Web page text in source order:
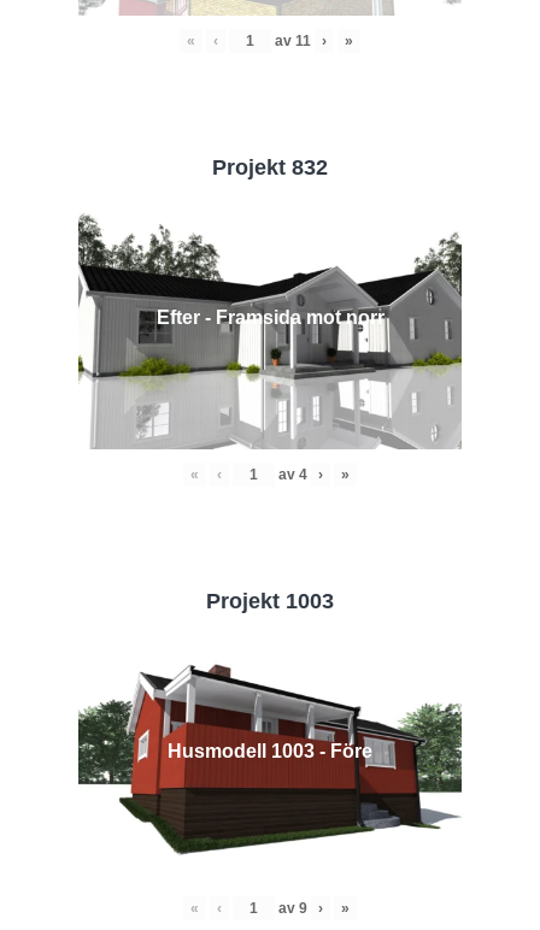
« ‹ av 11 › »
Projekt 832
Efter - Framsida mot norr
« ‹ av 4 › »
Projekt 1003
Husmodell 1003 - Före
« ‹ av 9 › »